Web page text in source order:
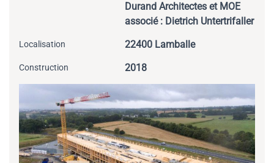
Durand Architectes et MOE
associé : Dietrich Untertrifaller
Localisation 22400 Lamballe
Construction 2018